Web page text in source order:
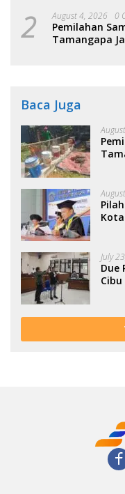
2 August 4, 2026 0
Pemilahan
Tamangapa
Baca Juga
July
Due